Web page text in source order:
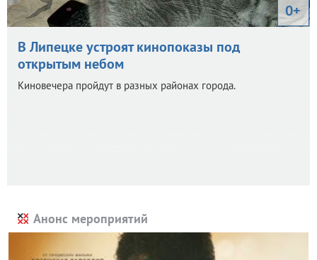
0+
В Липецке устроят кинопоказы под
открытым небом
Киновечера пройдут в разных районах города.
Анонс мероприятий